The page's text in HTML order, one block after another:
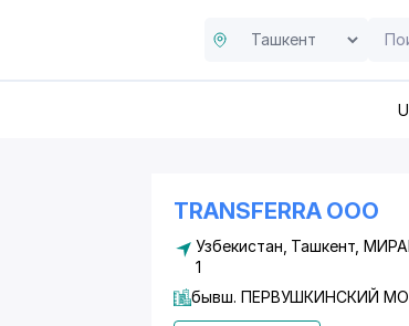
TRANSFERRA ООО
Узбекистан, Ташкент,
1
бывш. ПЕРВУШКИНСКИЙ